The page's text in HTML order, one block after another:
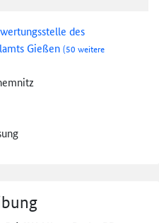
des
Gießen(50 weitere